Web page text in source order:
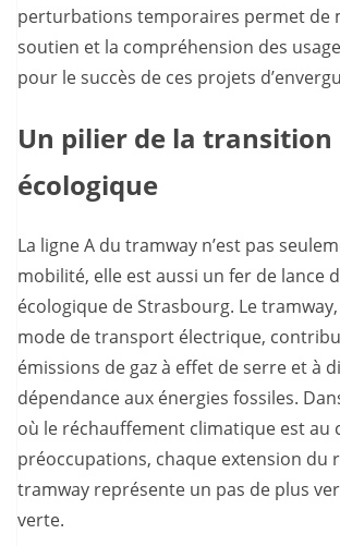
perturbations temporaires permet de
soutien et la compréhension des
pour le succès de ces projets
Un pilier de la transition
écologique
La ligne A du tramway n’est pas
mobilité, elle est aussi un fer de lance
écologique de Strasbourg. Le
mode de transport électrique,
émissions de gaz à effet de serre et à
dépendance aux énergies fossiles.
où le réchauffement climatique est au
préoccupations, chaque extension du
tramway représente un pas de plus
verte.